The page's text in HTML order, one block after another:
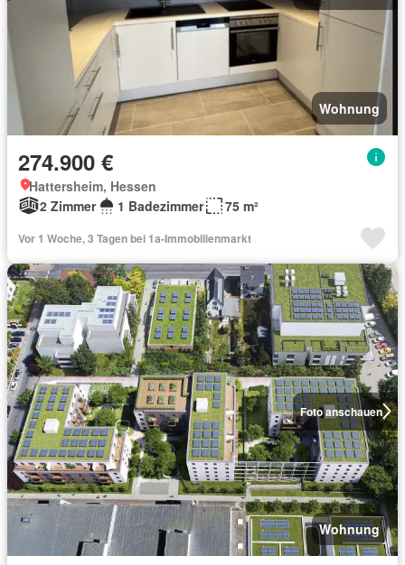
Wohnung
274.900 €
Hattersheim, Hessen
2 Zimmer
1 Badezimmer 75 m²
Vor 1 Woche, 3 Tagen bei 1a-Immobilienmarkt
Foto anschauen
Wohnung